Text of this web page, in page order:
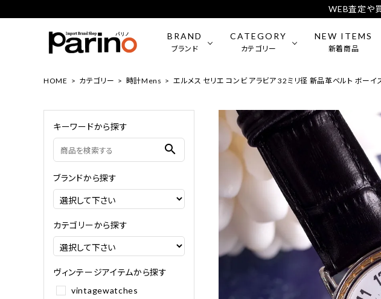
WEB査定や
BRAND
ブランド
LONGINES
FRANCK MULLER CHANEL
LOUIS VUITTON
CATEGORY
カテゴリー
ジュエリー・アクセサリー
NEW ITEMS
新着商品
HOME カテゴリー 時計Mens エルメス セリエ コンビ アラビア 32ミリ径 新品革ベルト ボー
キーワードから探す
search
ブランドから探す
カテゴリーから探す
ヴィンテージアイテムから探す
vintagewatches